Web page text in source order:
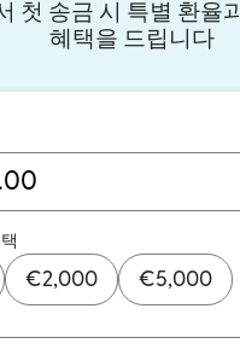
첫 송금 시 특별 환율
혜택을 드립니다
€2,000 €5,000